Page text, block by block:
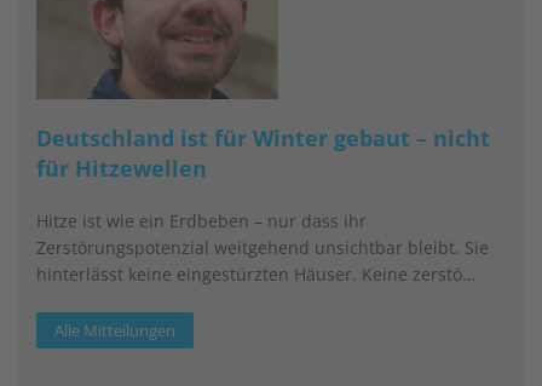
Deutschland ist für Winter gebaut – nicht
für Hitzewellen
Hitze ist wie ein Erdbeben – nur dass ihr
Zerstörungspotenzial weitgehend unsichtbar bleibt. Sie
hinterlässt keine eingestürzten Häuser. Keine zerstö…
Alle Mitteilungen